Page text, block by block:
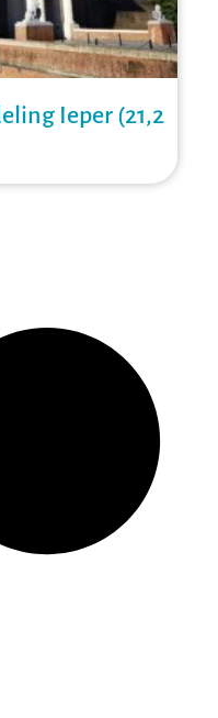
Ieper (21,2